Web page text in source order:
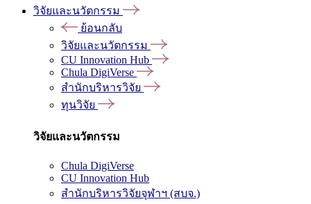
วิจัยและนวัตกรรม
ย้อนกลับ
วิจัยและนวัตกรรม
CU Innovation Hub
Chula DigiVerse
สำนักบริหารวิจัย
ทุนวิจัย
วิจัยและนวัตกรรม
Chula DigiVerse
CU Innovation Hub
สำนักบริหารวิจัยจุฬาฯ (สบจ.)